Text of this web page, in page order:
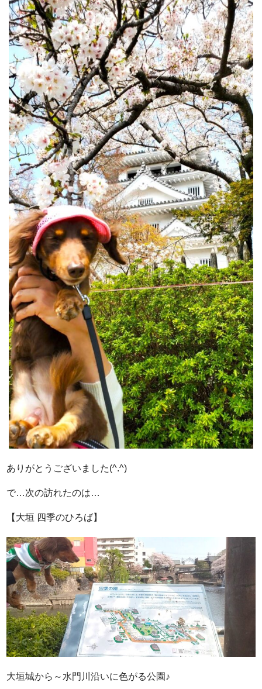
ありがとうございました(^.^)
で…次の訪れたのは…
【大垣 四季のひろば】
大垣城から～水門川沿いに色がる公園♪